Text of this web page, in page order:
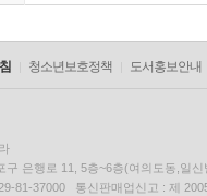
청소년보호정책 도서홍보안내
구 은행로 11, 5층~6층(여의도동,일신
81-37000 통신판매업신고 : 제